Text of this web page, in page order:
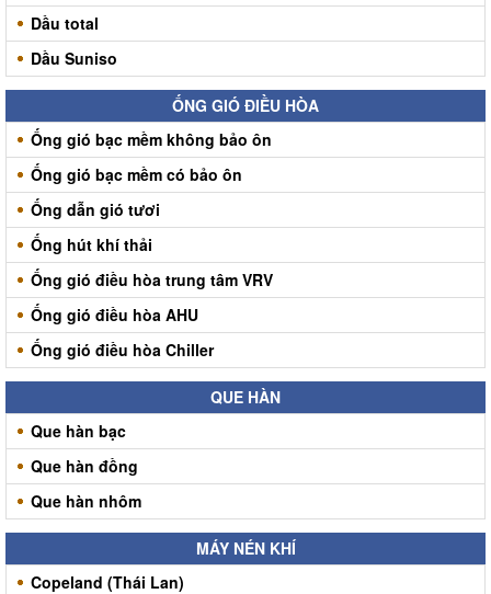
Dầu total
Dầu Suniso
ỐNG GIÓ ĐIỀU HÒA
Ống gió bạc mềm không bảo ôn
Ống gió bạc mềm có bảo ôn
Ống dẫn gió tươi
Ống hút khí thải
Ống gió điều hòa trung tâm VRV
Ống gió điều hòa AHU
Ống gió điều hòa Chiller
QUE HÀN
Que hàn bạc
Que hàn đồng
Que hàn nhôm
MÁY NÉN KHÍ
Copeland (Thái Lan)